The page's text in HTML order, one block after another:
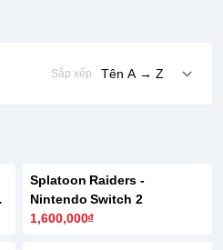
Sắp xếp
Splatoon Raiders -
Nintendo Switch 2
1,600,000₫